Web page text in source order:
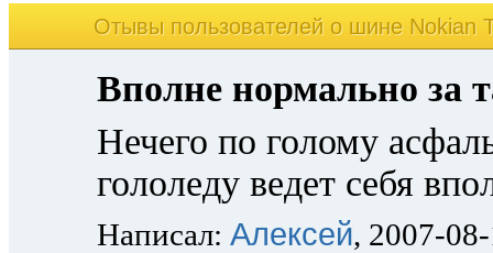
Отывы пользователей o шине Nokian
Вполне нормально за
Нечего по голому
гололеду ведет себя
Написал: Алексей, 2007-